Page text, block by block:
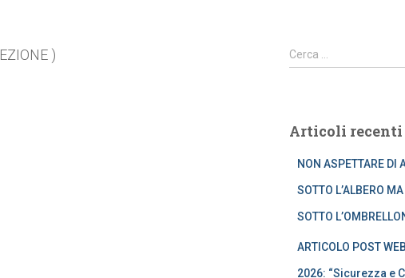
)
R
i
c
Cerca …
Articoli recenti
NON ASPETTARE DI
SOTTO L’ALBERO
SOTTO
ARTICOLO POST
2026: “Sicurezza e